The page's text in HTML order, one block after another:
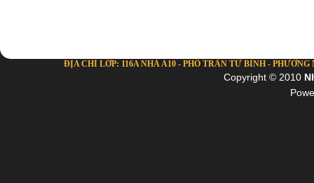
ĐỊA CHỈ LỚP: 116A NHÀ A10 - PHỐ TRẦN TỬ BÌNH -
Copyright © 2010